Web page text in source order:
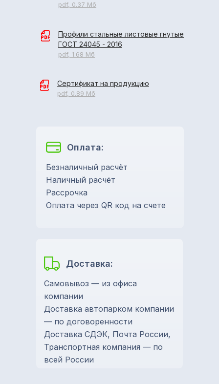
pdf, 0.37 Мб
Профили стальные листовые гнутые
ГОСТ 24045 - 2016
pdf, 1.68 Мб
Сертификат на продукцию
pdf, 0.89 Мб
Доставка:
Самовывоз — из офиса
компании
Доставка автопарком компании
— по договоренности
Доставка СДЭК, Почта России,
Транспортная компания — по
всей России
Оплата:
Безналичный расчёт
Наличный расчёт
Рассрочка
Оплата через QR код на счете